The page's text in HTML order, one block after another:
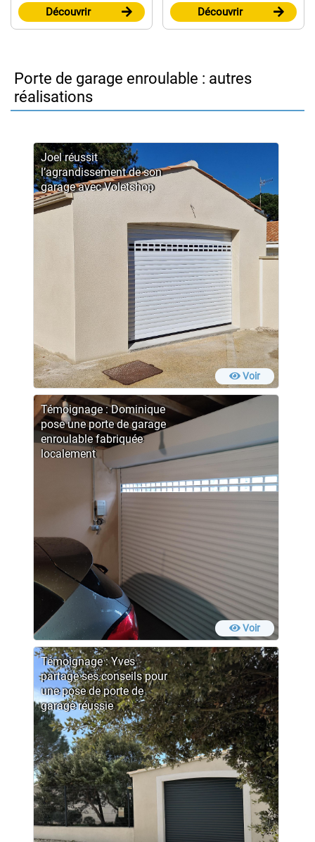
Découvrir Découvrir
Porte de garage enroulable : autres
réalisations
Joel réussit
l’agrandissement de son
garage avec Voletshop
Voir
Témoignage : Dominique
pose une porte de garage
enroulable fabriquée
localement
Voir
Témoignage : Yves
partage ses conseils pour
une pose de porte de
garage réussie